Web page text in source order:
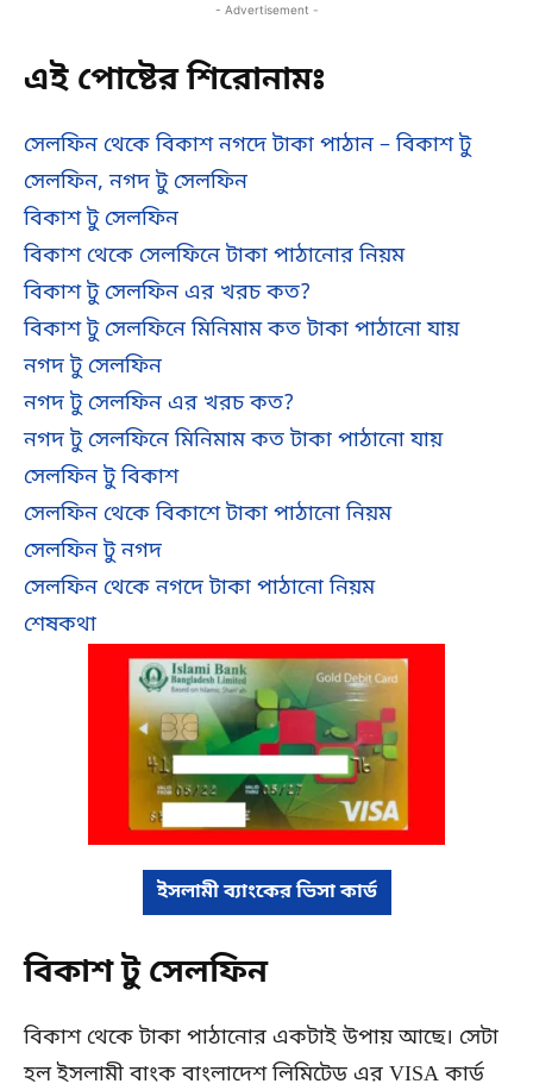
- Advertisement -
এই পোষ্টের শিরোনামঃ
সেলফিন থেকে বিকাশ নগদে টাকা পাঠান – বিকাশ টু
সেলফিন, নগদ টু সেলফিন
বিকাশ টু সেলফিন
বিকাশ থেকে সেলফিনে টাকা পাঠানোর নিয়ম
বিকাশ টু সেলফিন এর খরচ কত?
বিকাশ টু সেলফিনে মিনিমাম কত টাকা পাঠানো যায়
নগদ টু সেলফিন
নগদ টু সেলফিন এর খরচ কত?
নগদ টু সেলফিনে মিনিমাম কত টাকা পাঠানো যায়
সেলফিন টু বিকাশ
সেলফিন থেকে বিকাশে টাকা পাঠানো নিয়ম
সেলফিন টু নগদ
সেলফিন থেকে নগদে টাকা পাঠানো নিয়ম
শেষকথা
ইসলামী ব্যাংকের ভিসা কার্ড
বিকাশ টু সেলফিন
বিকাশ থেকে টাকা পাঠানোর একটাই উপায় আছে। সেটা
হল ইসলামী বাংক বাংলাদেশ লিমিটেড এর VISA কার্ড